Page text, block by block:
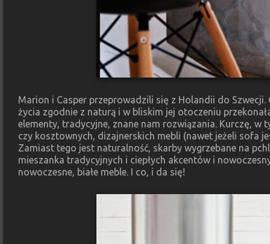
Marion i Casper przeprowadzili się z Holandii do
życia zgodnie z naturą i w bliskim jej otoczeniu
elementy, tradycyjne, znane nam rozwiązania. Kurczę,
czy kosztownych, dizajnerskich mebli (nawet jeżeli sofa
Zamiast tego jest naturalność, skarby wygrzebane na
mieszanka tradycyjnych i ciepłych akcentów i
nowoczesne, białe meble. I co, i da się!